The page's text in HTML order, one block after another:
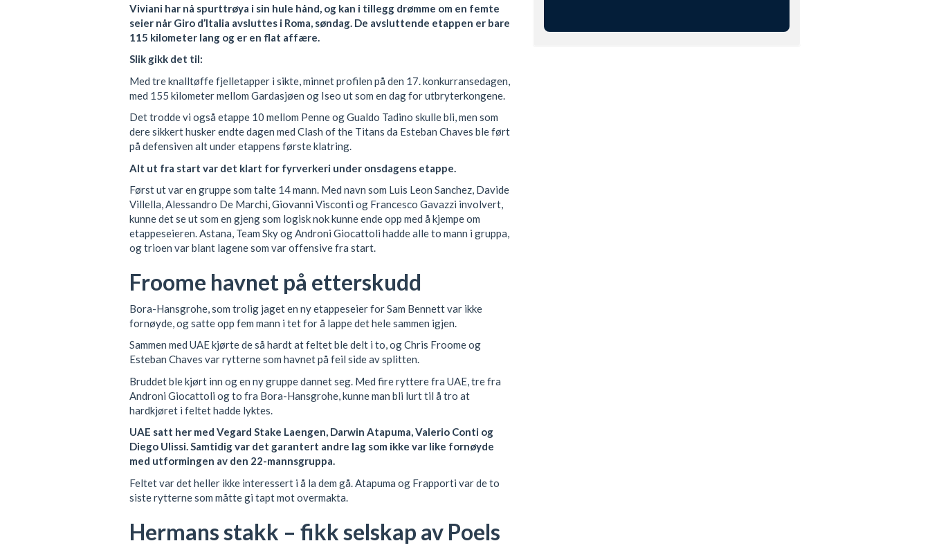
Viviani har nå spurttrøya i sin hule hånd, og kan i tillegg drømme om en femte
seier når Giro d’Italia avsluttes i Roma, søndag. De avsluttende etappen er bare
115 kilometer lang og er en flat affære.
Slik gikk det til:
Med tre knalltøffe fjelletapper i sikte, minnet profilen på den 17. konkurransedagen,
med 155 kilometer mellom Gardasjøen og Iseo ut som en dag for utbryterkongene.
Det trodde vi også etappe 10 mellom Penne og Gualdo Tadino skulle bli, men som
dere sikkert husker endte dagen med Clash of the Titans da Esteban Chaves ble ført
på defensiven alt under etappens første klatring.
Alt ut fra start var det klart for fyrverkeri under onsdagens etappe.
Først ut var en gruppe som talte 14 mann. Med navn som Luis Leon Sanchez, Davide
Villella, Alessandro De Marchi, Giovanni Visconti og Francesco Gavazzi involvert,
kunne det se ut som en gjeng som logisk nok kunne ende opp med å kjempe om
etappeseieren. Astana, Team Sky og Androni Giocattoli hadde alle to mann i gruppa,
og trioen var blant lagene som var offensive fra start.
Froome havnet på etterskudd
Bora-Hansgrohe, som trolig jaget en ny etappeseier for Sam Bennett var ikke
fornøyde, og satte opp fem mann i tet for å lappe det hele sammen igjen.
Sammen med UAE kjørte de så hardt at feltet ble delt i to, og Chris Froome og
Esteban Chaves var rytterne som havnet på feil side av splitten.
Bruddet ble kjørt inn og en ny gruppe dannet seg. Med fire ryttere fra UAE, tre fra
Androni Giocattoli og to fra Bora-Hansgrohe, kunne man bli lurt til å tro at
hardkjøret i feltet hadde lyktes.
UAE satt her med Vegard Stake Laengen, Darwin Atapuma, Valerio Conti og
Diego Ulissi. Samtidig var det garantert andre lag som ikke var like fornøyde
med utformingen av den 22-mannsgruppa.
Feltet var det heller ikke interessert i å la dem gå. Atapuma og Frapporti var de to
siste rytterne som måtte gi tapt mot overmakta.
Hermans stakk – fikk selskap av Poels